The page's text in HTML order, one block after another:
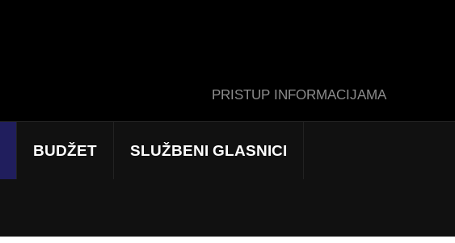
PRISTUP INFORMACIJAMA
BUDŽET SLUŽBENI GLASNICI